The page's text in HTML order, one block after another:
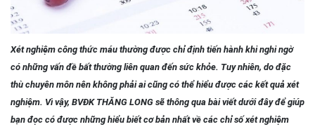
Xét nghiệm công thức máu thường được chỉ định tiến hành khi nghi ngờ
có những vấn đề bất thường liên quan đến sức khỏe. Tuy nhiên, do đặc
thù chuyên môn nên không phải ai cũng có thể hiểu được các kết quả xét
nghiệm. Vì vậy, BVĐK THĂNG LONG sẽ thông qua bài viết dưới đây để giúp
bạn đọc có được những hiểu biết cơ bản nhất về các chỉ số xét nghiệm